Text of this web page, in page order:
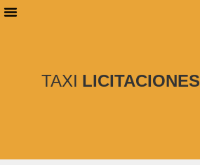
TAXI LICITACIONES